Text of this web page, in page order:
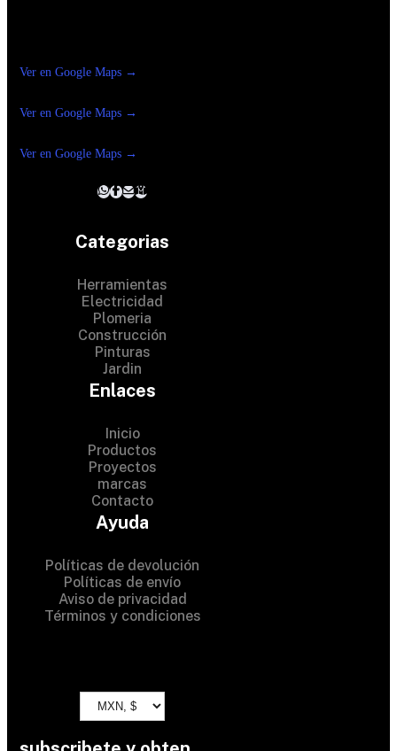
Ver en Google Maps →
Ver en Google Maps →
Ver en Google Maps →
Categorias
Herramientas
Electricidad
Plomeria
Construcción
Pinturas
Jardin
Enlaces
Inicio
Productos
Proyectos
marcas
Contacto
Ayuda
Políticas de devolución
Políticas de envío
Aviso de privacidad
Términos y condiciones